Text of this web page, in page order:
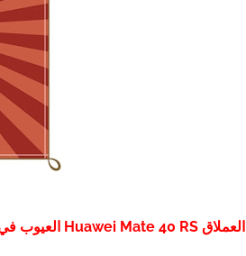
العيوب في الهاتف الرائع Huawei Mate 40 RS العملاق